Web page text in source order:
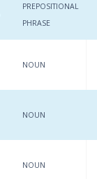
PREPOSITIONAL
PHRASE
NOUN
NOUN
NOUN